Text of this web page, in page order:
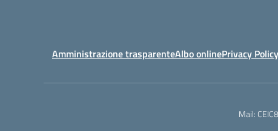
Amministrazione trasparenteAlbo onlinePrivacy Policy
Mail: